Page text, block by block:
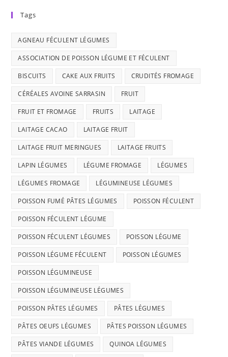
Tags
AGNEAU FÉCULENT LÉGUMES
ASSOCIATION DE POISSON LÉGUME ET FÉCULENT
BISCUITS CAKE AUX FRUITS CRUDITÉS FROMAGE
CÉRÉALES AVOINE SARRASIN FRUIT
FRUIT ET FROMAGE FRUITS LAITAGE
LAITAGE CACAO LAITAGE FRUIT
LAITAGE FRUIT MERINGUES LAITAGE FRUITS
LAPIN LÉGUMES LÉGUME FROMAGE LÉGUMES
LÉGUMES FROMAGE LÉGUMINEUSE LÉGUMES
POISSON FUMÉ PÂTES LÉGUMES POISSON FÉCULENT
POISSON FÉCULENT LÉGUME
POISSON FÉCULENT LÉGUMES POISSON LÉGUME
POISSON LÉGUME FÉCULENT POISSON LÉGUMES
POISSON LÉGUMINEUSE
POISSON LÉGUMINEUSE LÉGUMES
POISSON PÂTES LÉGUMES PÂTES LÉGUMES
PÂTES OEUFS LÉGUMES PÂTES POISSON LÉGUMES
PÂTES VIANDE LÉGUMES QUINOA LÉGUMES